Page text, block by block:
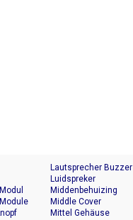
Lautsprecher Buzzer
Luidspreker
Middenbehuizing
Middle Cover
Mittel Gehäuse